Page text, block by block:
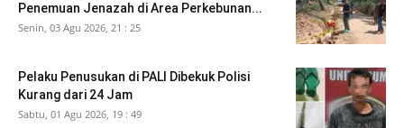
Penemuan Jenazah di Area Perkebunan...
Senin, 03 Agu 2026, 21 : 25
Pelaku Penusukan di PALI Dibekuk Polisi
Kurang dari 24 Jam
Sabtu, 01 Agu 2026, 19 : 49